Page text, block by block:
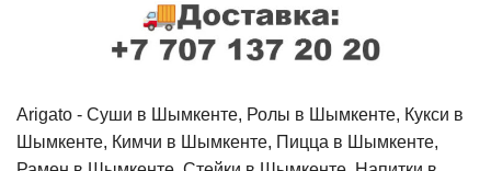
Arigato - Cуши в Шымкенте, Ролы в Шымкенте, Кукси в
Шымкенте, Кимчи в Шымкенте, Пицца в Шымкенте,